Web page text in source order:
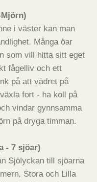
i väster kan man
Många öar
som vill hitta sitt eget
fågelliv och ett
på att vädret på
fort - ha koll på
vindar gynnsamma
på dryga timman.
- 7 sjöar)
Sjölyckan till sjöarna
Stora och Lilla